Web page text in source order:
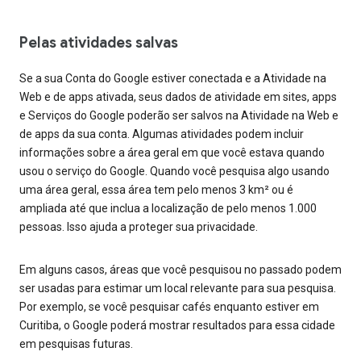
Pelas atividades salvas
Se a sua Conta do Google estiver conectada e a Atividade na
Web e de apps ativada, seus dados de atividade em sites, apps
e Serviços do Google poderão ser salvos na Atividade na Web e
de apps da sua conta. Algumas atividades podem incluir
informações sobre a área geral em que você estava quando
usou o serviço do Google. Quando você pesquisa algo usando
uma área geral, essa área tem pelo menos 3 km² ou é
ampliada até que inclua a localização de pelo menos 1.000
pessoas. Isso ajuda a proteger sua privacidade.
Em alguns casos, áreas que você pesquisou no passado podem
ser usadas para estimar um local relevante para sua pesquisa.
Por exemplo, se você pesquisar cafés enquanto estiver em
Curitiba, o Google poderá mostrar resultados para essa cidade
em pesquisas futuras.